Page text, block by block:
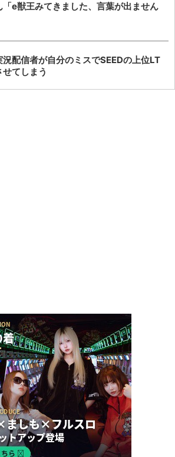
「e獣王みてきました、言葉が出ません
況配信者が自分のミスでSEEDの上位LT
てしまう
中の覚醒てえんださんが無申告・保
と事実無根の疑いをかけられる